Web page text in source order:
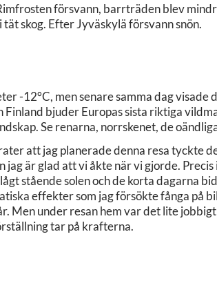
försvann, barrträden blev
skog. Efter Jyväskylä försvann snön.
-12°C, men senare samma dag
Finland bjuder Europas sista riktiga
Se renarna, norrskenet, de
att jag planerade denna resa tyckte
jag är glad att vi åkte när vi gjorde.
stående solen och de korta dagarna
effekter som jag försökte fånga på
Men under resan hem var det lite
tar på krafterna.